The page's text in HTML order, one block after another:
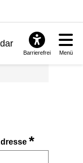
Barrierefrei Menü
*